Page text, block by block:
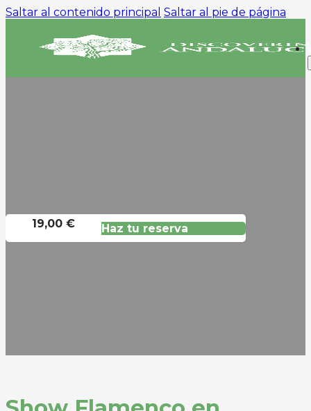
Saltar al contenido principal Saltar al pie de página
19,00 € Haz tu reserva